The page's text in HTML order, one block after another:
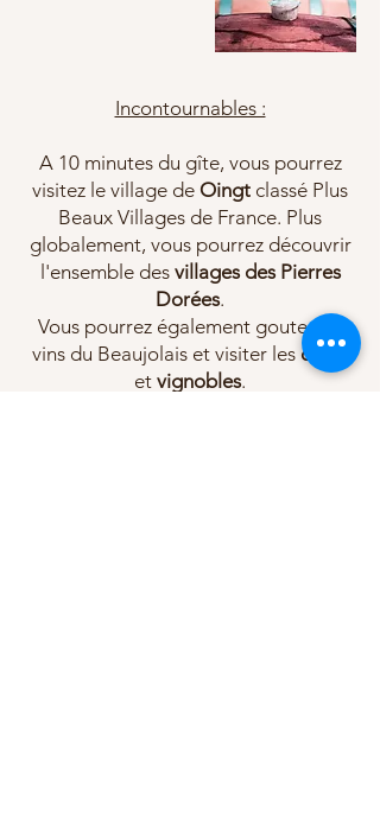
Incontournables :
A 10 minutes du gîte, vous pourrez
visitez le village de Oingt classé Plus
Beaux Villages de France. Plus
globalement, vous pourrez découvrir
l'ensemble des villages des Pierres
Dorées.
Vous pourrez également gouter les
vins du Beaujolais et visiter les caves
et vignobles.